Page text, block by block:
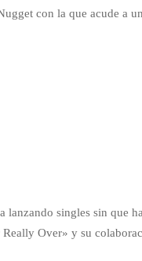
con la que acude a
lanzando singles sin que
Really Over» y su